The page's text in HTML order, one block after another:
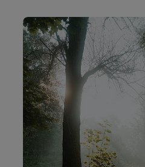
Genuss-
Mit dem klassischen
schönsten Winkel des